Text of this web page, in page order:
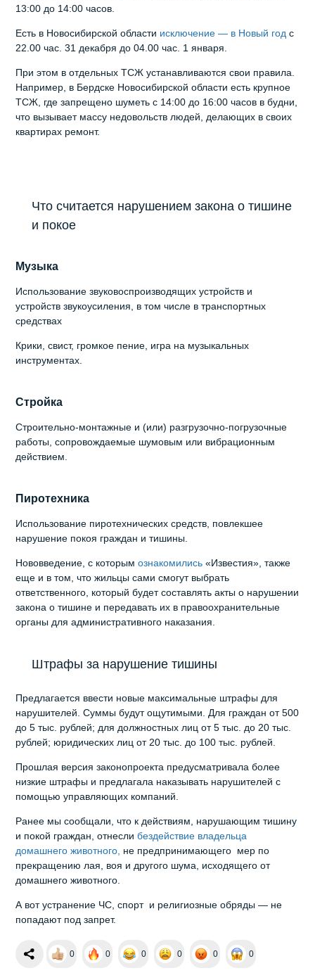
13:00 до 14:00 часов.
Есть в Новосибирской области исключение — в Новый год с
22.00 час. 31 декабря до 04.00 час. 1 января.
При этом в отдельных ТСЖ устанавливаются свои правила.
Например, в Бердске Новосибирской области есть крупное
ТСЖ, где запрещено шуметь с 14:00 до 16:00 часов в будни,
что вызывает массу недовольств людей, делающих в своих
квартирах ремонт.
Что считается нарушением закона о тишине
и покое
Музыка
Использование звуковоспроизводящих устройств и
устройств звукоусиления, в том числе в транспортных
средствах
Крики, свист, громкое пение, игра на музыкальных
инструментах.
Стройка
Строительно-монтажные и (или) разгрузочно-погрузочные
работы, сопровождаемые шумовым или вибрационным
действием.
Пиротехника
Использование пиротехнических средств, повлекшее
нарушение покоя граждан и тишины.
Нововведение, с которымознакомились «Известия», также
еще и в том, что жильцы сами смогут выбрать
ответственного, который будет составлять акты о нарушении
закона о тишине и передавать их в правоохранительные
органы для административного наказания.
Штрафы за нарушение тишины
Предлагается ввести новые максимальные штрафы для
нарушителей. Суммы будут ощутимыми. Для граждан от 500
до 5 тыс. рублей; для должностных лиц от 5 тыс. до 20 тыс.
рублей; юридических лиц от 20 тыс. до 100 тыс. рублей.
Прошлая версия законопроекта предусматривала более
низкие штрафы и предлагала наказывать нарушителей с
помощью управляющих компаний.
Ранее мы сообщали, что к действиям, нарушающим тишину
и покой граждан, отнеслибездействие владельца
домашнего животного, не предпринимающего мер по
прекращению лая, воя и другого шума, исходящего от
домашнего животного.
А вот устранение ЧС, спорт и религиозные обряды — не
попадают под запрет.
0 0 0 0 0 0